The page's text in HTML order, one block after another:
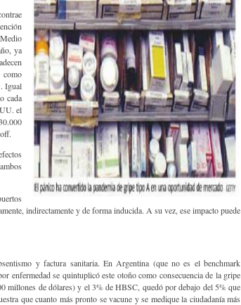
ya
Igual
cada
el
indirectamente y de forma inducida. A su vez, ese impacto puede
y factura sanitaria. En Argentina (que no es el benchmark
enfermedad se quintuplicó este otoño como consecuencia de la gripe
millones de dólares) y el 3% de HBSC, quedó por debajo del 5% que
que cuanto más pronto se vacune y se medique la ciudadanía más